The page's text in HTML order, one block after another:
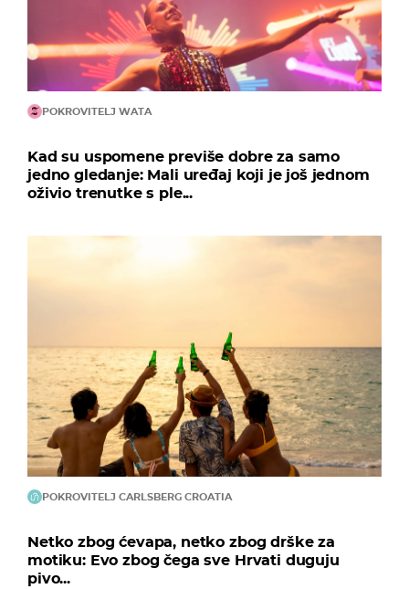
POKROVITELJ WATA
Kad su uspomene previše dobre za samo
jedno gledanje: Mali uređaj koji je još jednom
oživio trenutke s ple...
POKROVITELJ CARLSBERG CROATIA
Netko zbog ćevapa, netko zbog drške za
motiku: Evo zbog čega sve Hrvati duguju
pivo...